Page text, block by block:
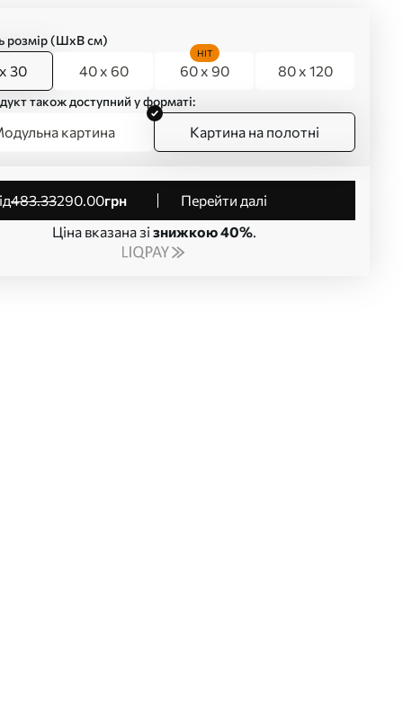
розмір (ШхВ см)
30 40 x 60 60 x 90
HIT
80 x 120
також доступний у форматі:
картина Картина на полотні
від483.33290.00грн
Перейти далі
Ціна вказана зі знижкою 40%.